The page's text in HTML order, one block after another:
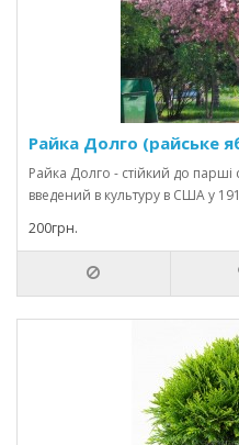
Райка Долго (райське
Райка Долго - стійкий до парші
введений в культуру в США у
200грн.